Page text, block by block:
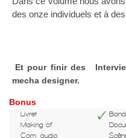
des onze individuels et à
Et pour finir des
mecha designer.
Bonus
Livret
Making of
Com. audio